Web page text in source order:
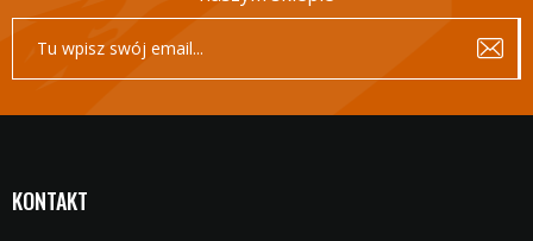
KONTAKT